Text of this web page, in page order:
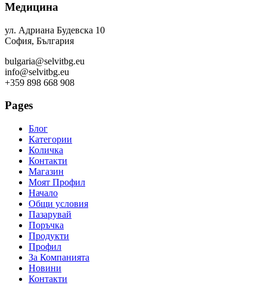
Медицина
ул. Адриана Будевска 10
София, България
bulgaria@selvitbg.eu
info@selvitbg.eu
+359 898 668 908
Pages
Блог
Категории
Количка
Контакти
Магазин
Моят Профил
Начало
Общи условия
Пазарувай
Поръчка
Продукти
Профил
За Компанията
Новини
Контакти